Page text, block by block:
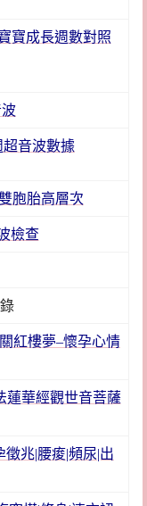
寶成長週數對照
超音波數據
胞胎高層次
檢查
紅樓夢–懷孕心情
蓮華經觀世音菩薩
徵兆|腰痠|頻尿|出